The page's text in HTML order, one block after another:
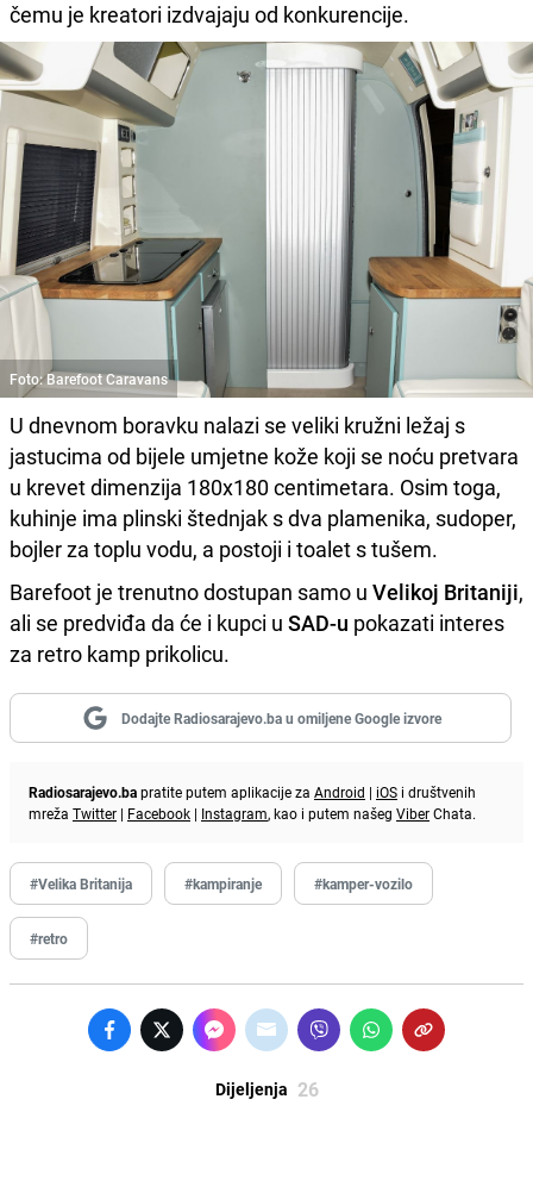
čemu je kreatori izdvajaju od konkurencije.
Foto: Barefoot Caravans
U dnevnom boravku nalazi se veliki kružni ležaj s
jastucima od bijele umjetne kože koji se noću pretvara
u krevet dimenzija 180x180 centimetara. Osim toga,
kuhinje ima plinski štednjak s dva plamenika, sudoper,
bojler za toplu vodu, a postoji i toalet s tušem.
Barefoot je trenutno dostupan samo u Velikoj Britaniji,
ali se predviđa da će i kupci u SAD-u pokazati interes
za retro kamp prikolicu.
Dodajte Radiosarajevo.ba u omiljene Google izvore
Radiosarajevo.bapratite putem aplikacije za Android | iOS i društvenih
mreža Twitter | Facebook | Instagram, kao i putem našeg ViberChata.
#Velika Britanija #kampiranje #kamper-vozilo
#retro
Dijeljenja 26